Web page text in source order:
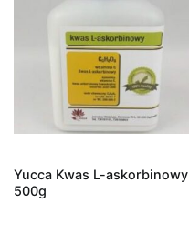
Yucca Kwas L-askorbinowy
500g